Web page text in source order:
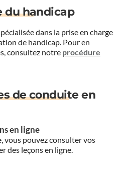
du handicap
dans la prise en charge
de handicap. Pour en
consultez notre procédure
de conduite en
en ligne
vous pouvez consulter vos
des leçons en ligne.